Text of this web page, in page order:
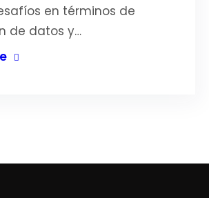
en términos de
de datos y…